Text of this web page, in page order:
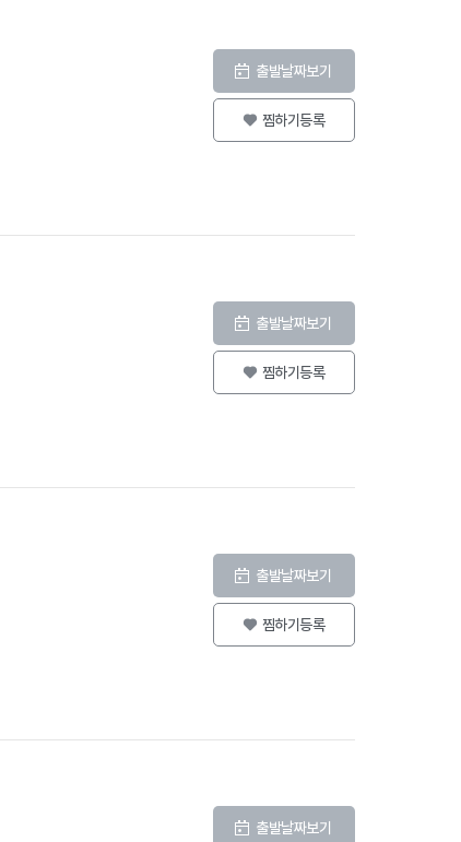
출발날짜보기
찜하기등록
출발날짜보기
찜하기등록
출발날짜보기
찜하기등록
출발날짜보기